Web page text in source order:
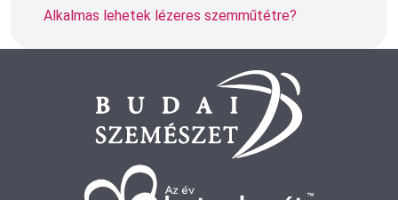
Alkalmas lehetek lézeres szemműtétre?